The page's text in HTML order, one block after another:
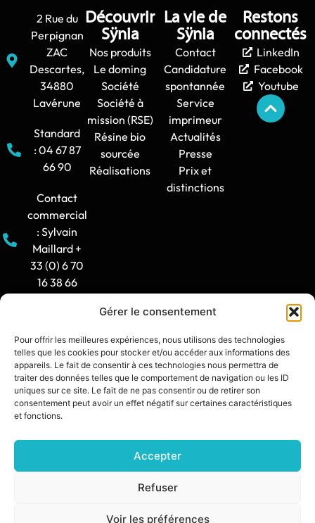
Gérer le consentement
Pour offrir les meilleures expériences, nous utilisons des technologies
telles que les cookies pour stocker et/ou accéder aux informations des
appareils. Le fait de consentir à ces technologies nous permettra de
traiter des données telles que le comportement de navigation ou les ID
uniques sur ce site. Le fait de ne pas consentir ou de retirer son
consentement peut avoir un effet négatif sur certaines caractéristiques
et fonctions.
Accepter
Refuser
Voir les préférences
2 Rue du
Perpignan
ZAC
Descartes,
34880
Lavérune
Standard
: 04 67 87
66 90
Contact
commercial
: Sylvain
Maillard +
33 (0) 6 70
16 38 66
: 8h30-12h
/ 14h -
17h30
contact@synia.fr
Découvrir
Sÿnia
Nos produits
Le doming
Société
Société à
mission (RSE)
Résine bio
sourcée
Réalisations
La vie de
Sÿnia
Contact
Candidature
spontannée
Service
imprimeur
Actualités
Presse
Prix et
distinctions
Restons
connectés
LinkedIn
Facebook
Youtube
POLITIQUE DE CONFIDENTIALITÉ
SITE CRÉÉ PAR :DIXIT L’AGENCE